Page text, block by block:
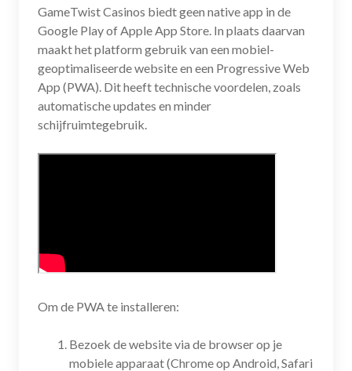
GameTwist Casinos biedt geen native app in de
Google Play of Apple App Store. In plaats daarvan
maakt het platform gebruik van een mobiel-
geoptimaliseerde website en een Progressive Web
App (PWA). Dit heeft technische voordelen, zoals
automatische updates en minder
schijfruimtegebruik.
Om de PWA te installeren:
Bezoek de website via de browser op je
mobiele apparaat (Chrome op Android, Safari